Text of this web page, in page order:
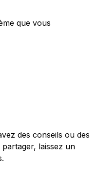
que vous
des conseils ou des
laissez un